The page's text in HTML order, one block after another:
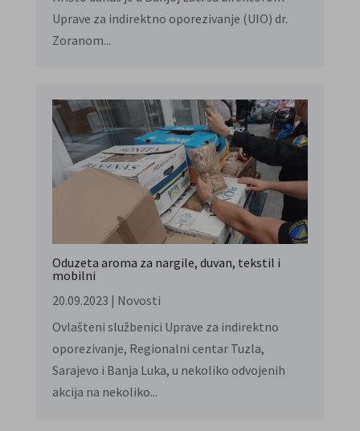
Uprave za indirektno oporezivanje (UIO) dr.
Zoranom...
Oduzeta aroma za nargile, duvan, tekstil i
mobilni
20.09.2023 | Novosti
Ovlašteni službenici Uprave za indirektno
oporezivanje, Regionalni centar Tuzla,
Sarajevo i Banja Luka, u nekoliko odvojenih
akcija na nekoliko...